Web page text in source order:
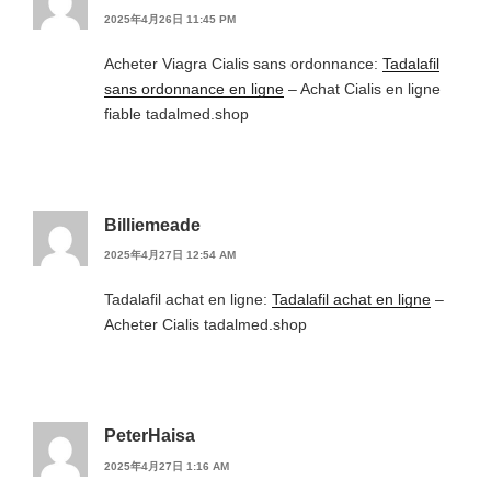
2025年4月26日 11:45 PM
Acheter Viagra Cialis sans ordonnance: Tadalafil
sans ordonnance en ligne – Achat Cialis en ligne
fiable tadalmed.shop
Billiemeade
2025年4月27日 12:54 AM
Tadalafil achat en ligne: Tadalafil achat en ligne –
Acheter Cialis tadalmed.shop
PeterHaisa
2025年4月27日 1:16 AM